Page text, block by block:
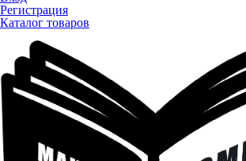
Регистрация
Каталог товаров